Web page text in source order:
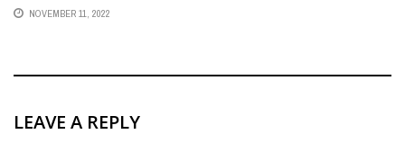
NOVEMBER 11, 2022
LEAVE A REPLY